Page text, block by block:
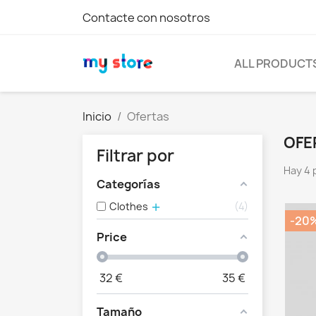
Contacte con nosotros
ALL
Inicio Ofertas
Filtrar por
Categorías
Clothes 4
Price
32€ 35€
Tamaño
Hay 4
-